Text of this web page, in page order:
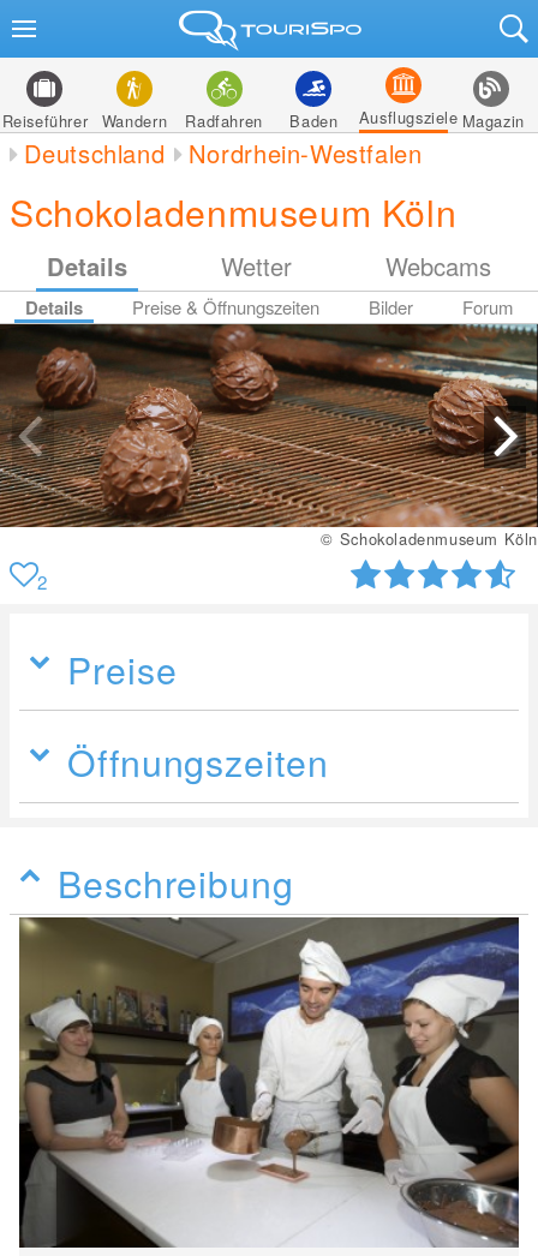
Reiseführer Wandern Radfahren Baden Ausflugsziele Magazin
Deutschland Nordrhein-Westfalen
Schokoladenmuseum Köln
Details Wetter Webcams
Details Preise & Öffnungszeiten Bilder Forum
© Schokoladenmuseum Köln
2
Preise
Öffnungszeiten
Beschreibung